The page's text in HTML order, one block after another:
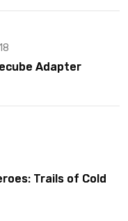
Adapter
Trails of Cold